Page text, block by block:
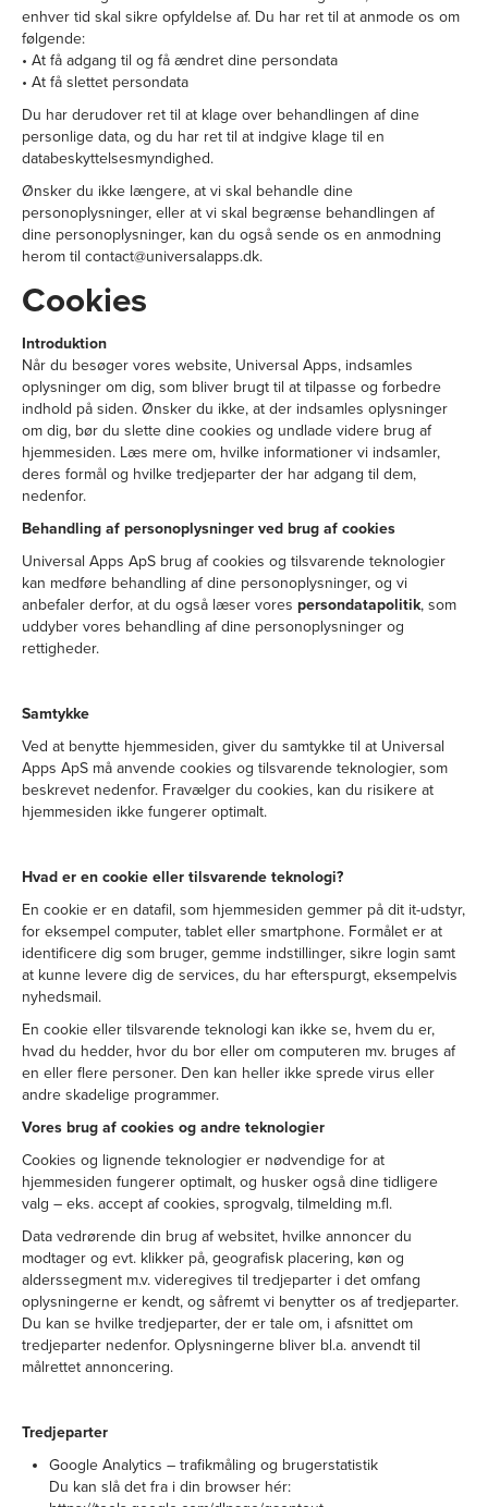
enhver tid skal sikre opfyldelse af. Du har ret til at anmode os om
følgende:
• At få adgang til og få ændret dine persondata
• At få slettet persondata
Du har derudover ret til at klage over behandlingen af dine
personlige data, og du har ret til at indgive klage til en
databeskyttelsesmyndighed.
Ønsker du ikke længere, at vi skal behandle dine
personoplysninger, eller at vi skal begrænse behandlingen af
dine personoplysninger, kan du også sende os en anmodning
herom til contact@universalapps.dk.
Cookies
Introduktion
Når du besøger vores website, Universal Apps, indsamles
oplysninger om dig, som bliver brugt til at tilpasse og forbedre
indhold på siden. Ønsker du ikke, at der indsamles oplysninger
om dig, bør du slette dine cookies og undlade videre brug af
hjemmesiden. Læs mere om, hvilke informationer vi indsamler,
deres formål og hvilke tredjeparter der har adgang til dem,
nedenfor.
Behandling af personoplysninger ved brug af cookies
Universal Apps ApS brug af cookies og tilsvarende teknologier
kan medføre behandling af dine personoplysninger, og vi
anbefaler derfor, at du også læser vores persondatapolitik, som
uddyber vores behandling af dine personoplysninger og
rettigheder.
Samtykke
Ved at benytte hjemmesiden, giver du samtykke til at Universal
Apps ApS må anvende cookies og tilsvarende teknologier, som
beskrevet nedenfor. Fravælger du cookies, kan du risikere at
hjemmesiden ikke fungerer optimalt.
Hvad er en cookie eller tilsvarende teknologi?
En cookie er en datafil, som hjemmesiden gemmer på dit it-udstyr,
for eksempel computer, tablet eller smartphone. Formålet er at
identificere dig som bruger, gemme indstillinger, sikre login samt
at kunne levere dig de services, du har efterspurgt, eksempelvis
nyhedsmail.
En cookie eller tilsvarende teknologi kan ikke se, hvem du er,
hvad du hedder, hvor du bor eller om computeren mv. bruges af
en eller flere personer. Den kan heller ikke sprede virus eller
andre skadelige programmer.
Vores brug af cookies og andre teknologier
Cookies og lignende teknologier er nødvendige for at
hjemmesiden fungerer optimalt, og husker også dine tidligere
valg – eks. accept af cookies, sprogvalg, tilmelding m.fl.
Data vedrørende din brug af websitet, hvilke annoncer du
modtager og evt. klikker på, geografisk placering, køn og
alderssegment m.v. videregives til tredjeparter i det omfang
oplysningerne er kendt, og såfremt vi benytter os af tredjeparter.
Du kan se hvilke tredjeparter, der er tale om, i afsnittet om
tredjeparter nedenfor. Oplysningerne bliver bl.a. anvendt til
målrettet annoncering.
Tredjeparter
Google Analytics – trafikmåling og brugerstatistik
Du kan slå det fra i din browser hér: